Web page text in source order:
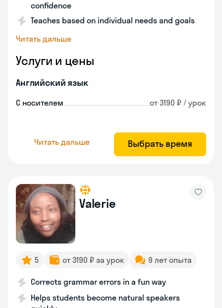
confidence
Teaches based on individual needs and goals
Читать дальше
Услуги и цены
Английский язык
С носителем от 3190 ₽ / урок
Читать дальше Выбрать время
Valerie
5 от 3190 ₽ за урок 9 лет опыта
Corrects grammar errors in a fun way
Helps students become natural speakers